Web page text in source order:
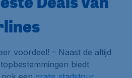
voordeel! – Naast de altijd
biedt